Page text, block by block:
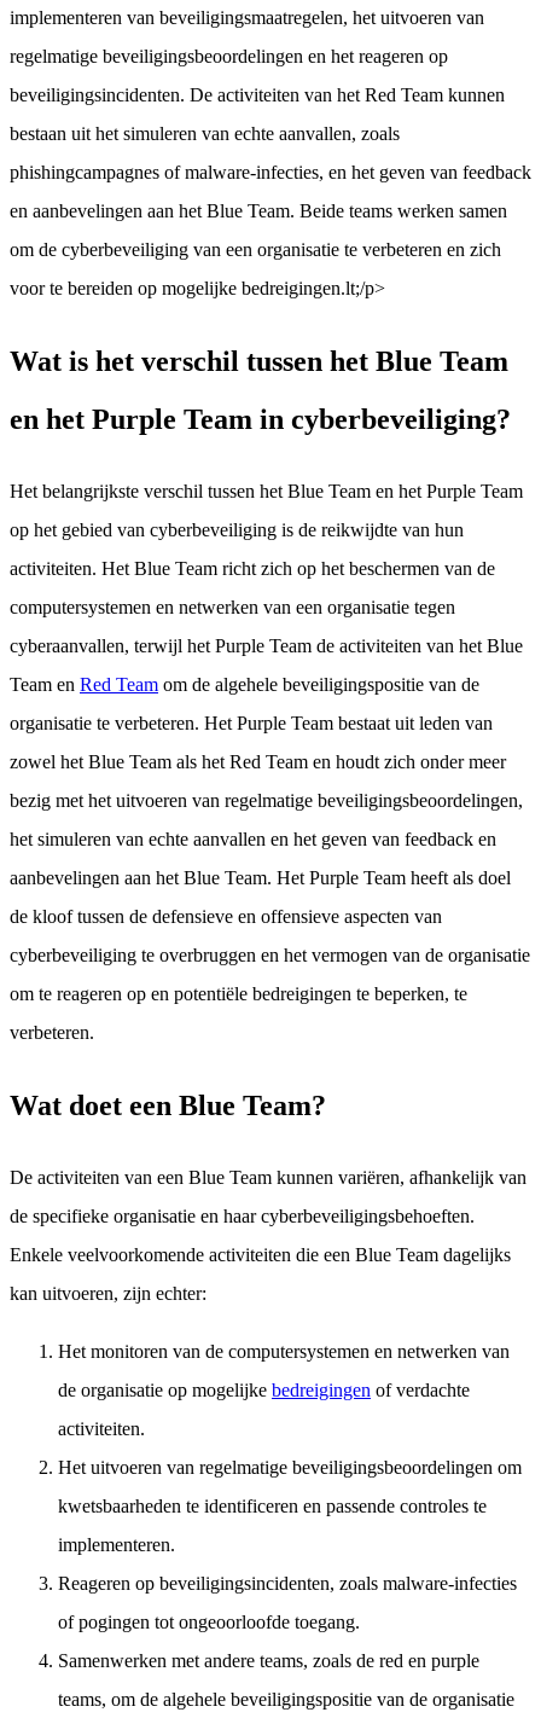
implementeren van beveiligingsmaatregelen, het uitvoeren van
regelmatige beveiligingsbeoordelingen en het reageren op
beveiligingsincidenten. De activiteiten van het Red Team kunnen
bestaan uit het simuleren van echte aanvallen, zoals
phishingcampagnes of malware-infecties, en het geven van feedback
en aanbevelingen aan het Blue Team. Beide teams werken samen
om de cyberbeveiliging van een organisatie te verbeteren en zich
voor te bereiden op mogelijke bedreigingen.lt;/p>
Wat is het verschil tussen het Blue Team
en het Purple Team in cyberbeveiliging?
Het belangrijkste verschil tussen het Blue Team en het Purple Team
op het gebied van cyberbeveiliging is de reikwijdte van hun
activiteiten. Het Blue Team richt zich op het beschermen van de
computersystemen en netwerken van een organisatie tegen
cyberaanvallen, terwijl het Purple Team de activiteiten van het Blue
Team en Red Team om de algehele beveiligingspositie van de
organisatie te verbeteren. Het Purple Team bestaat uit leden van
zowel het Blue Team als het Red Team en houdt zich onder meer
bezig met het uitvoeren van regelmatige beveiligingsbeoordelingen,
het simuleren van echte aanvallen en het geven van feedback en
aanbevelingen aan het Blue Team. Het Purple Team heeft als doel
de kloof tussen de defensieve en offensieve aspecten van
cyberbeveiliging te overbruggen en het vermogen van de organisatie
om te reageren op en potentiële bedreigingen te beperken, te
verbeteren.
Wat doet een Blue Team?
De activiteiten van een Blue Team kunnen variëren, afhankelijk van
de specifieke organisatie en haar cyberbeveiligingsbehoeften.
Enkele veelvoorkomende activiteiten die een Blue Team dagelijks
kan uitvoeren, zijn echter:
Het monitoren van de computersystemen en netwerken van
de organisatie op mogelijke bedreigingen of verdachte
activiteiten.
Het uitvoeren van regelmatige beveiligingsbeoordelingen om
kwetsbaarheden te identificeren en passende controles te
implementeren.
Reageren op beveiligingsincidenten, zoals malware-infecties
of pogingen tot ongeoorloofde toegang.
Samenwerken met andere teams, zoals de red en purple
teams, om de algehele beveiligingspositie van de organisatie